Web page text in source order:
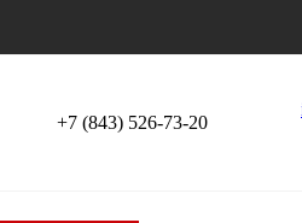
+7 (843) 526-73-20